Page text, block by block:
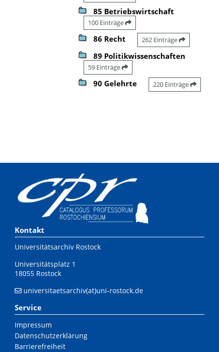
85 Betriebswirtschaft
100 Einträge
86 Recht 262 Einträge
89 Politikwissenschaften
59 Einträge
90 Gelehrte 220 Einträge
Kontakt
Universitätsarchiv Rostock
Universitätsplatz 1
18055 Rostock
universitaetsarchiv(at)uni-rostock.de
Service
Impressum
Datenschutzerklärung
Barrierefreiheit